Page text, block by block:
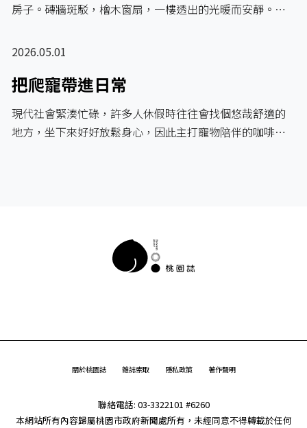
房子。磚牆斑駁，檜木窗扇，一樓透出的光暖而安靜。…
2026.05.01
把爬寵帶進日常
現代社會緊湊忙碌，許多人休假時往往會找個悠哉舒適的
地方，坐下來好好放鬆身心，因此主打寵物陪伴的咖啡…
關於桃園誌 雜誌索取 隱私政策 著作聲明
聯絡電話: 03-3322101 #6260
本網站所有內容歸屬桃園市政府新聞處所有，未經同意不得轉載於任何